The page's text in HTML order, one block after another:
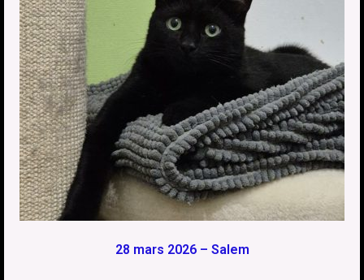
28 mars 2026 – Salem